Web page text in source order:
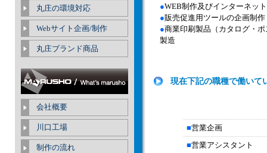
丸庄の環境対応
Webサイト企画/制作
丸庄ブランド商品
会社概要
川口工場
制作の流れ
●WEB制作及びインターネッ
●販売促進用ツールの企画制作
●商業印刷製品（カタログ・
製造
現在下記の職種で働いて
■営業企画
■営業アシスタント